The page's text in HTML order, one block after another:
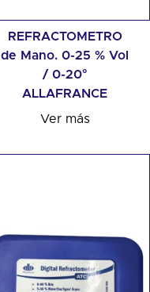
REFRACTOMETRO
de Mano. 0-25 % Vol
/ 0-20°
ALLAFRANCE
Ver más